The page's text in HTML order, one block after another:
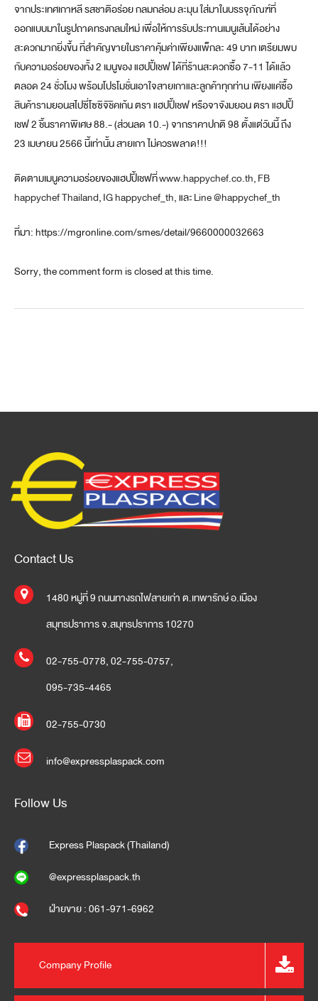
จากประเทศเกาหลี รสชาติอร่อย กลมกล่อม ละมุน ใส่มาในบรรจุภัณฑ์ที่
ออกแบบมาในรูปถาดทรงกลมใหม่ เพื่อให้การรับประทานเมนูเส้นได้อย่าง
สะดวกมากยิ่งขึ้น ที่สำคัญขายในราคาคุ้มค่าเพียงแพ็กละ 49 บาท เตรียมพบ
กับความอร่อยของทั้ง 2 เมนูของ แฮปปี้เชฟ ได้ที่ร้านสะดวกซื้อ 7-11 ได้แล้ว
ตลอด 24 ชั่วโมง พร้อมโปรโมชั่นเอาใจสายเกาและลูกค้าทุกท่าน เพียงแค่ซื้อ
สินค้ารามยอนสไปซี่โซซิจิชิคเก้น ตรา แฮปปี้เชฟ หรือจาจังมยอน ตรา แฮปปี้
เชฟ 2 ชิ้นราคาพิเศษ 88.- (ส่วนลด 10.-) จากราคาปกติ 98 ตั้งแต่วันนี้ ถึง
23 เมษายน 2566 นี้เท่านั้น สายเกา ไม่ควรพลาด!!!
ติดตามเมนูความอร่อยของแฮปปี้เชฟที่www.happychef.co.th,FB
happychef Thailand,IG happychef_th, และLine @happychef_th
ที่มา: https://mgronline.com/smes/detail/9660000032663
Sorry, the comment form is closed at this time.
Contact Us
1480 หมู่ที่ 9 ถนนทางรถไฟสายเก่า ต.เทพารักษ์ อ.เมือง
สมุทรปราการ จ.สมุทรปราการ 10270
02-755-0778,02-755-0757,
095-735-4465
02-755-0730
info@expressplaspack.com
Follow Us
Express Plaspack (Thailand)
@expressplaspack.th
ฝ่ายขาย : 061-971-6962
Company Profile